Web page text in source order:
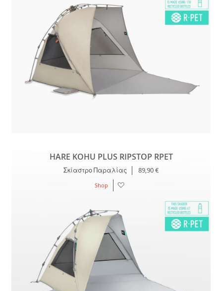
HARE KOHU PLUS RIPSTOP RPET
Σκίαστρο Παραλίας 89,90 €
Shop